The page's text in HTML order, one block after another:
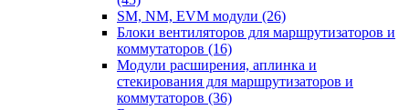
SM, NM, EVM модули (26)
Блоки вентиляторов для маршрутизаторов и
коммутаторов (16)
Модули расширения, аплинка и
стекирования для маршрутизаторов и
коммутаторов (36)